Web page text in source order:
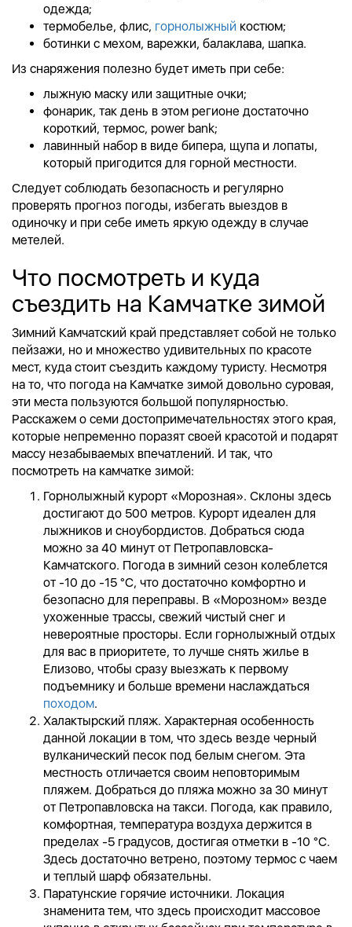
одежда;
термобелье, флис, горнолыжный костюм;
ботинки с мехом, варежки, балаклава, шапка.
Из снаряжения полезно будет иметь при себе:
лыжную маску или защитные очки;
фонарик, так день в этом регионе достаточно
короткий, термос, power bank;
лавинный набор в виде бипера, щупа и лопаты,
который пригодится для горной местности.
Следует соблюдать безопасность и регулярно
проверять прогноз погоды, избегать выездов в
одиночку и при себе иметь яркую одежду в случае
метелей.
Что посмотреть и куда
съездить на Камчатке зимой
Зимний Камчатский край представляет собой не только
пейзажи, но и множество удивительных по красоте
мест, куда стоит съездить каждому туристу. Несмотря
на то, что погода на Камчатке зимой довольно суровая,
эти места пользуются большой популярностью.
Расскажем о семи достопримечательностях этого края,
которые непременно поразят своей красотой и подарят
массу незабываемых впечатлений. И так, что
посмотреть на камчатке зимой:
Горнолыжный курорт «Морозная». Склоны здесь
достигают до 500 метров. Курорт идеален для
лыжников и сноубордистов. Добраться сюда
можно за 40 минут от Петропавловска-
Камчатского. Погода в зимний сезон колеблется
от -10 до -15 °C, что достаточно комфортно и
безопасно для переправы. В «Морозном» везде
ухоженные трассы, свежий чистый снег и
невероятные просторы. Если горнолыжный отдых
для вас в приоритете, то лучше снять жилье в
Елизово, чтобы сразу выезжать к первому
подъемнику и больше времени наслаждаться
походом.
Халактырский пляж. Характерная особенность
данной локации в том, что здесь везде черный
вулканический песок под белым снегом. Эта
местность отличается своим неповторимым
пляжем. Добраться до пляжа можно за 30 минут
от Петропавловска на такси. Погода, как правило,
комфортная, температура воздуха держится в
пределах -5 градусов, достигая отметки в -10 °C.
Здесь достаточно ветрено, поэтому термос с чаем
и теплый шарф обязательны.
Паратунские горячие источники. Локация
знаменита тем, что здесь происходит массовое